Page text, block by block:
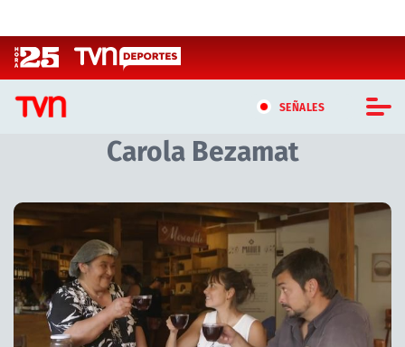
SEÑALES
CASTING MASTERCHEF CHILE
CASTING TVN VERTICAL
TVN VERTICAL
TVN PLAY
PROGRAMAS
Carola Bezamat
Artículos relacionados con Carola Bezamat